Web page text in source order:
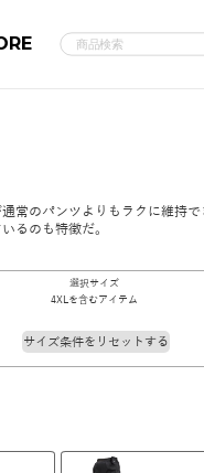
常のパンツよりもラクに維持
るのも特徴だ。
選択サイズ
4XLを含むアイテム
サイズ条件をリセットする